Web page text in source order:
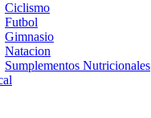
Ciclismo
Futbol
Gimnasio
Natacion
Sumplementos Nutricionales